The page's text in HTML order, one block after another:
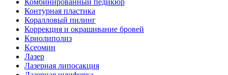
Контурная пластика
Коралловый пилинг
Коррекция и окрашивание бровей
Криолиполиз
Ксеомин
Лазер
Лазерная липосакция